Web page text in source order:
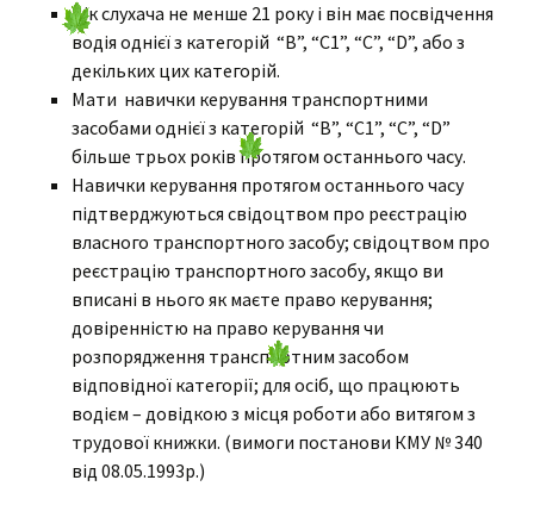
Вік слухача не менше 21 року і він має посвідчення
водія однієї з категорій “В”, “С1”, “С”, “D”, або з
декільких цих категорій.
Мати навички керування транспортними
засобами однієї з категорій “В”, “С1”, “С”, “D”
більше трьох років протягом останнього часу.
Навички керування протягом останнього часу
підтверджуються свідоцтвом про реєстрацію
власного транспортного засобу; свідоцтвом про
реєстрацію транспортного засобу, якщо ви
вписані в нього як маєте право керування;
довіренністю на право керування чи
розпорядження транспортним засобом
відповідної категорії; для осіб, що працюють
водієм – довідкою з місця роботи або витягом з
трудової книжки. (вимоги постанови КМУ № 340
від 08.05.1993р.)